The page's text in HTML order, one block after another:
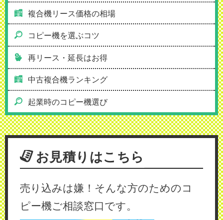
複合機リース価格の相場
コピー機を選ぶコツ
再リース・延長はお得
中古複合機ランキング
起業時のコピー機選び
お見積りはこちら
売り込みは嫌！そんな方のためのコ
ピー機ご相談窓口です。